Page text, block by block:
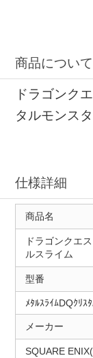
商品について
ドラゴンク
タルモンス
仕様詳細
商品名
ドラゴンクエ
ルスライム
型番
ﾒﾀﾙｽﾗｲﾑDQｸﾘｽ
メーカー
SQUARE